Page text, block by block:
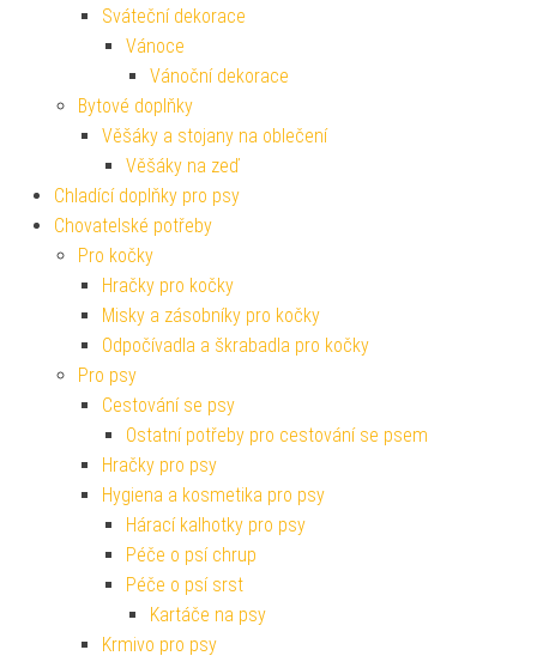
Sváteční dekorace
Vánoce
Vánoční dekorace
Bytové doplňky
Věšáky a stojany na oblečení
Věšáky na zeď
Chladící doplňky pro psy
Chovatelské potřeby
Pro kočky
Hračky pro kočky
Misky a zásobníky pro kočky
Odpočívadla a škrabadla pro kočky
Pro psy
Cestování se psy
Ostatní potřeby pro cestování se psem
Hračky pro psy
Hygiena a kosmetika pro psy
Hárací kalhotky pro psy
Péče o psí chrup
Péče o psí srst
Kartáče na psy
Krmivo pro psy